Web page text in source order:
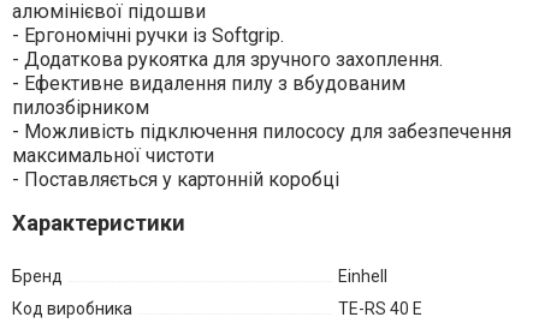
алюмінієвої підошви
- Ергономічні ручки із Softgrip.
- Додаткова рукоятка для зручного захоплення.
- Ефективне видалення пилу з вбудованим
пилозбірником
- Можливість підключення пилососу для забезпечення
максимальної чистоти
- Поставляється у картонній коробці
Характеристики
Бренд
Einhell
Код виробника
TE-RS 40 E